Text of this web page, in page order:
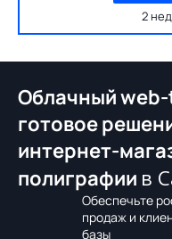
2
Облачный
готовое
интернет-
полиграфии в
Обеспечьте
продаж и
базы